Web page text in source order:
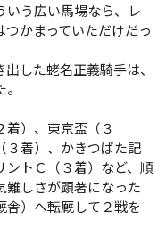
いう広い馬場なら、レ
かまっていただけだっ
した蛯名正義騎手は、
）、東京盃（３
３着）、かきつばた記
ントＣ（３着）など、順
難しさが顕著になった
舎）へ転厩して２戦を